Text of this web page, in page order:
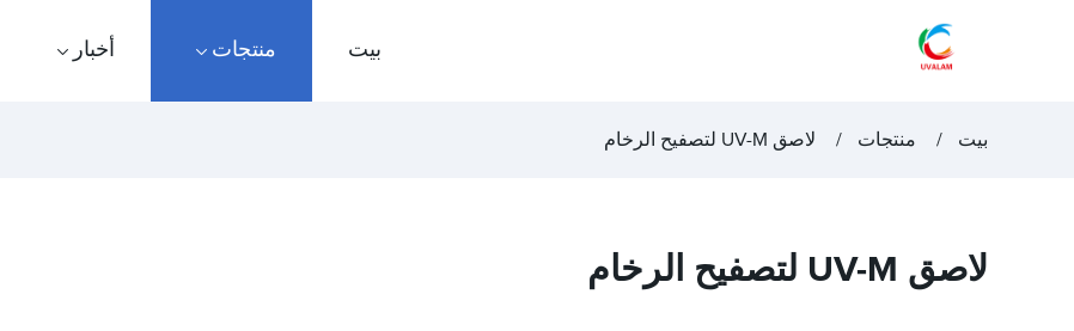
بيت منتجات أخبار
بيت منتجات لاصق UV-M لتصفيح الرخام
لاصق UV-M لتصفيح الرخام